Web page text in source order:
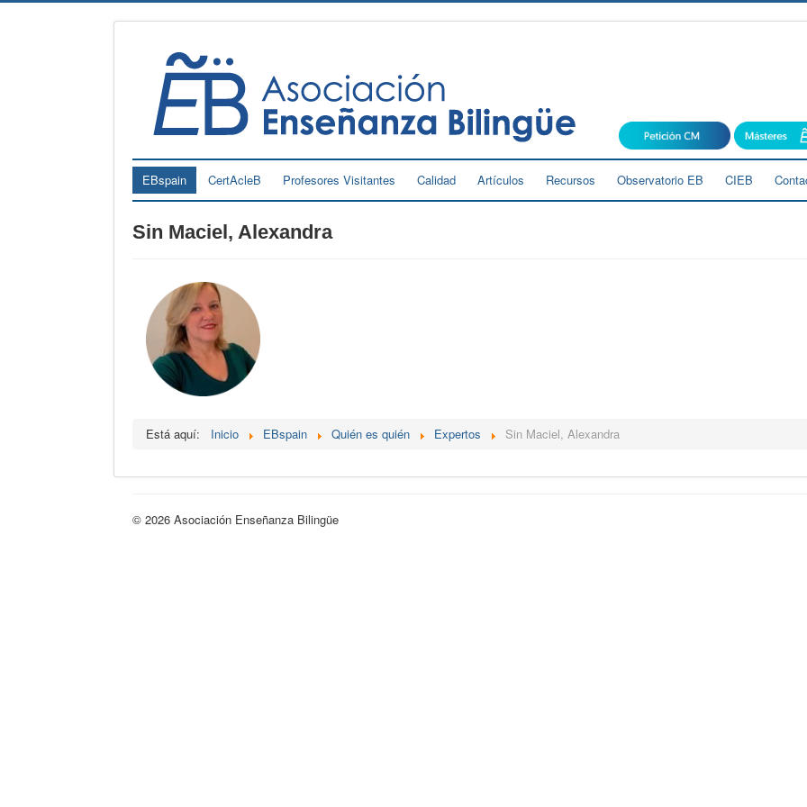
EBspain CertAcleB Profesores Visitantes Calidad Artículos Recursos Observatorio EB CIEB
Sin Maciel, Alexandra
Está aquí: Inicio EBspain Quién es quién Expertos Sin Maciel, Alexandra
© 2026 Asociación Enseñanza Bilingüe